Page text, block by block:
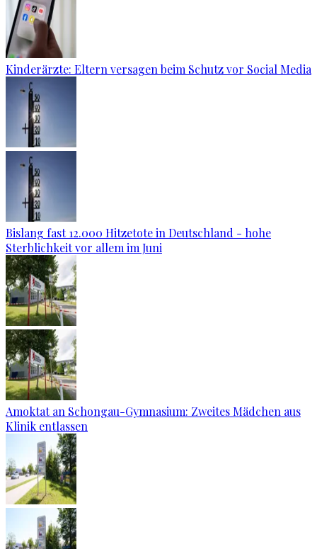
Kinderärzte: Eltern versagen beim Schutz vor Social Media
Bislang fast 12.000 Hitzetote in Deutschland - hohe
Sterblichkeit vor allem im Juni
Amoktat an Schongau-Gymnasium: Zweites Mädchen aus
Klinik entlassen